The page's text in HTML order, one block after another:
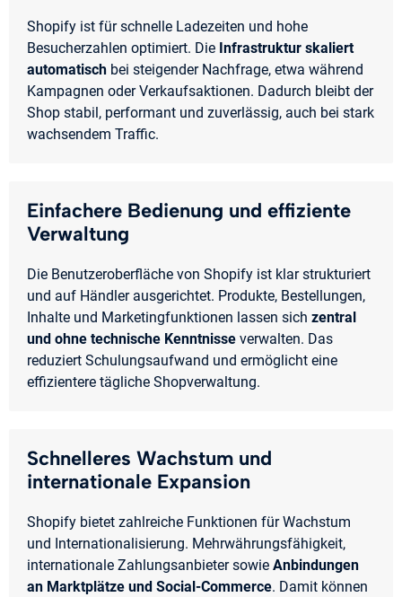
Shopify ist für schnelle Ladezeiten und hohe
Besucherzahlen optimiert. Die Infrastruktur skaliert
automatisch bei steigender Nachfrage, etwa während
Kampagnen oder Verkaufsaktionen. Dadurch bleibt der
Shop stabil, performant und zuverlässig, auch bei stark
wachsendem Traffic.
Einfachere Bedienung und effiziente
Verwaltung
Die Benutzeroberfläche von Shopify ist klar strukturiert
und auf Händler ausgerichtet. Produkte, Bestellungen,
Inhalte und Marketingfunktionen lassen sich zentral
und ohne technische Kenntnisse verwalten. Das
reduziert Schulungsaufwand und ermöglicht eine
effizientere tägliche Shopverwaltung.
Schnelleres Wachstum und
internationale Expansion
Shopify bietet zahlreiche Funktionen für Wachstum
und Internationalisierung. Mehrwährungsfähigkeit,
internationale Zahlungsanbieter sowie Anbindungen
an Marktplätze und Social-Commerce. Damit können